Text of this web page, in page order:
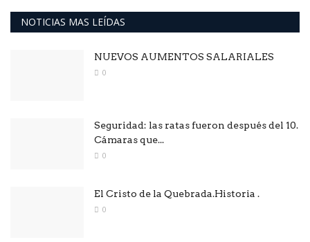
NOTICIAS MAS LEÍDAS
NUEVOS AUMENTOS SALARIALES
0
Seguridad: las ratas fueron después del 10.
Cámaras que...
0
El Cristo de la Quebrada.Historia .
0